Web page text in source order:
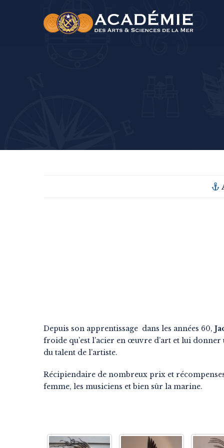
Depuis son apprentissage dans les années 60,
froide qu’est l’acier en œuvre d’art et lui donner
du talent de l’artiste.
Récipiendaire de nombreux prix et
femme, les musiciens et bien sûr la marine.